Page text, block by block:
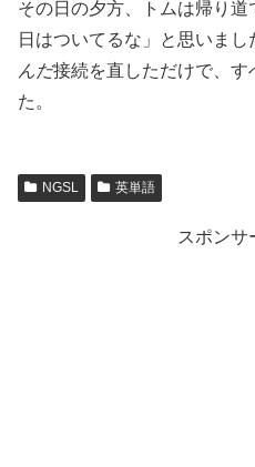
その日の夕方、トムは帰り道
日はついてるな」と思いま
んだ接続を直しただけで、す
た。
NGSL 英単語
スポンサ